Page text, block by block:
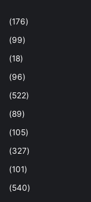
(176)
(99)
(18)
(96)
(522)
(89)
(105)
(327)
(101)
(540)